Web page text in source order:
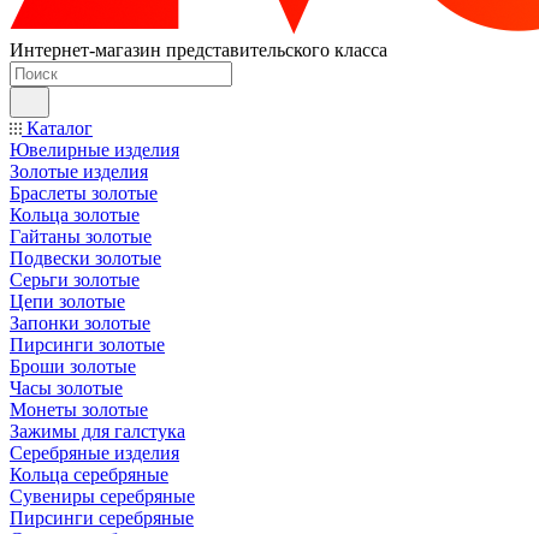
Интернет-магазин представительского класса
Каталог
Ювелирные изделия
Золотые изделия
Браслеты золотые
Кольца золотые
Гайтаны золотые
Подвески золотые
Серьги золотые
Цепи золотые
Запонки золотые
Пирсинги золотые
Броши золотые
Часы золотые
Монеты золотые
Зажимы для галстука
Серебряные изделия
Кольца серебряные
Сувениры серебряные
Пирсинги серебряные